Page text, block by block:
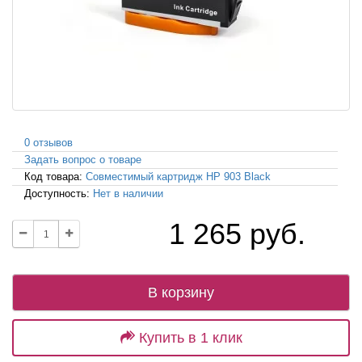
0 отзывов
Задать вопрос о товаре
Код товара: Совместимый картридж HP 903 Black
Доступность: Нет в наличии
1 265 руб.
В корзину
Купить в 1 клик